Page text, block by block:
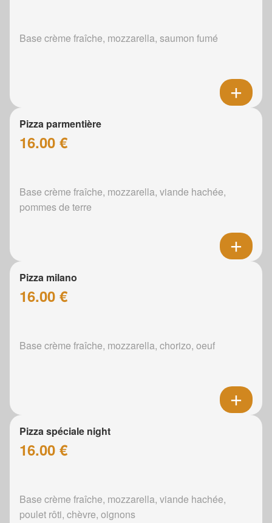
Base crème fraîche, mozzarella, saumon fumé
Pizza parmentière
16.00 €
Base crème fraîche, mozzarella, viande hachée,
pommes de terre
Pizza milano
16.00 €
Base crème fraîche, mozzarella, chorizo, oeuf
Pizza spéciale night
16.00 €
Base crème fraîche, mozzarella, viande hachée,
poulet rôti, chèvre, oignons